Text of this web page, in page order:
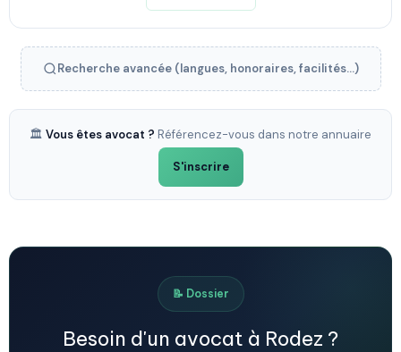
Recherche avancée (langues, honoraires, facilités...)
🏛️ Vous êtes avocat ? Référencez-vous dans notre annuaire
S'inscrire
📝 Dossier
Besoin d'un avocat à Rodez ?